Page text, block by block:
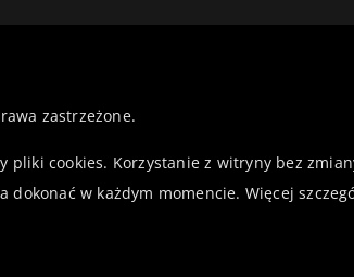
zastrzeżone.
pliki cookies. Korzystanie z witryny bez
dokonać w każdym momencie. Więcej